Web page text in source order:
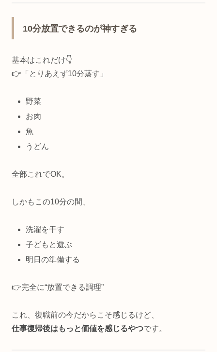
10分放置できるのが神すぎる
基本はこれだけ👇
👉「とりあえず10分蒸す」
野菜
お肉
魚
うどん
全部これでOK。
しかもこの10分の間、
洗濯を干す
子どもと遊ぶ
明日の準備する
👉完全に“放置できる調理”
これ、復職前の今だからこそ感じるけど、
仕事復帰後はもっと価値を感じるやつです。